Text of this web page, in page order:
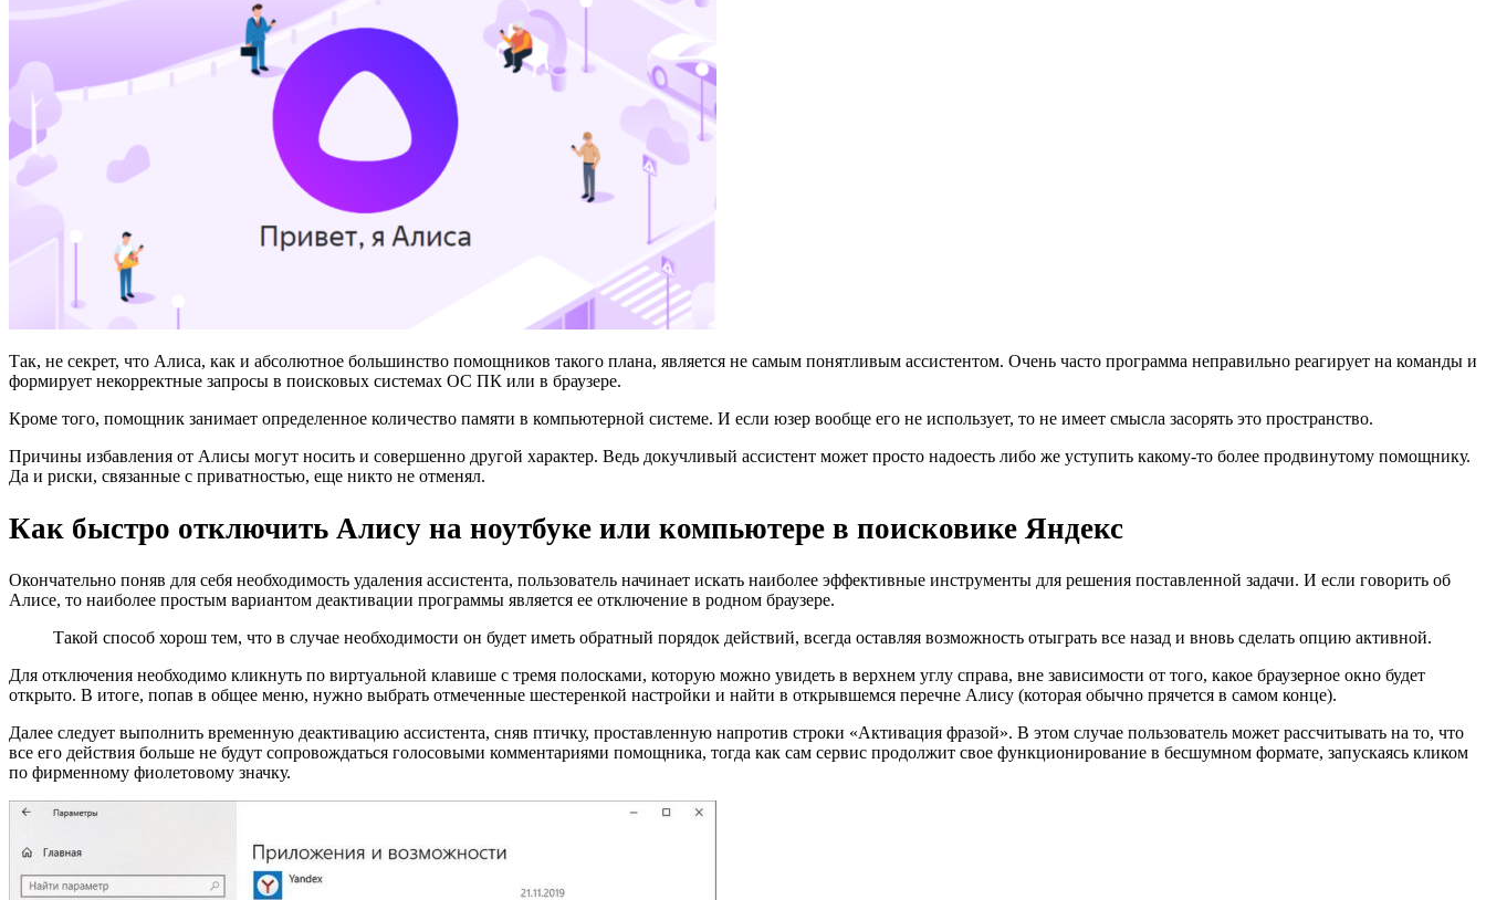
Так, не секрет, что Алиса, как и абсолютное большинство помощников такого плана, является не самым понятливым ассистентом. Очень часто программа неправильно реагирует на команды и
формирует некорректные запросы в поисковых системах ОС ПК или в браузере.
Кроме того, помощник занимает определенное количество памяти в компьютерной системе. И если юзер вообще его не использует, то не имеет смысла засорять это пространство.
Причины избавления от Алисы могут носить и совершенно другой характер. Ведь докучливый ассистент может просто надоесть либо же уступить какому-то более продвинутому помощнику.
Да и риски, связанные с приватностью, еще никто не отменял.
Как быстро отключить Алису на ноутбуке или компьютере в поисковике Яндекс
Окончательно поняв для себя необходимость удаления ассистента, пользователь начинает искать наиболее эффективные инструменты для решения поставленной задачи. И если говорить об
Алисе, то наиболее простым вариантом деактивации программы является ее отключение в родном браузере.
Такой способ хорош тем, что в случае необходимости он будет иметь обратный порядок действий, всегда оставляя возможность отыграть все назад и вновь сделать опцию активной.
Для отключения необходимо кликнуть по виртуальной клавише с тремя полосками, которую можно увидеть в верхнем углу справа, вне зависимости от того, какое браузерное окно будет
открыто. В итоге, попав в общее меню, нужно выбрать отмеченные шестеренкой настройки и найти в открывшемся перечне Алису (которая обычно прячется в самом конце).
Далее следует выполнить временную деактивацию ассистента, сняв птичку, проставленную напротив строки «Активация фразой». В этом случае пользователь может рассчитывать на то, что
все его действия больше не будут сопровождаться голосовыми комментариями помощника, тогда как сам сервис продолжит свое функционирование в бесшумном формате, запускаясь кликом
по фирменному фиолетовому значку.